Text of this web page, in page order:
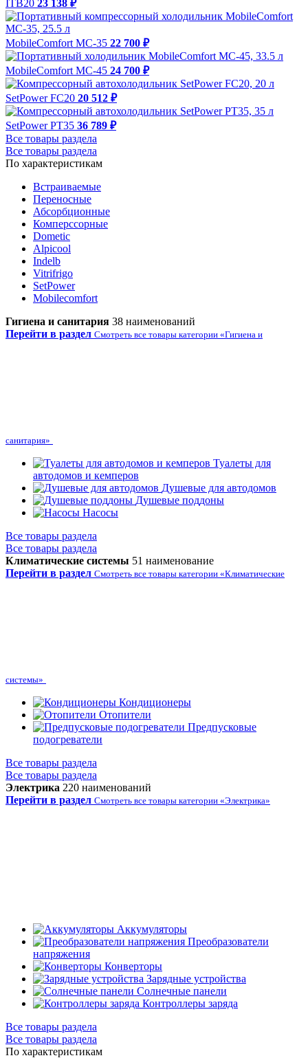
ITB20 23 138 ₽
MobileComfort MC-35 22 700 ₽
MobileComfort MC-45 24 700 ₽
SetPower FC20 20 512 ₽
SetPower PT35 36 789 ₽
Все товары раздела
Все товары раздела
По характеристикам
Встраиваемые
Переносные
Абсорбционные
Комперссорные
Dometic
Alpicool
Indelb
Vitrifrigo
SetPower
Mobilecomfort
Гигиена и санитария 38 наименований
Перейти в раздел Смотреть все товары категории «Гигиена и
санитария»
Туалеты для
автодомов и кемперов
Душевые для автодомов
Душевые поддоны
Насосы
Все товары раздела
Все товары раздела
Климатические системы 51 наименование
Перейти в раздел Смотреть все товары категории «Климатические
системы»
Кондиционеры
Отопители
Предпусковые
подогреватели
Все товары раздела
Все товары раздела
Электрика 220 наименований
Перейти в раздел Смотреть все товары категории «Электрика»
Аккумуляторы
Преобразователи
напряжения
Конверторы
Зарядные устройства
Солнечные панели
Контроллеры заряда
Все товары раздела
Все товары раздела
По характеристикам